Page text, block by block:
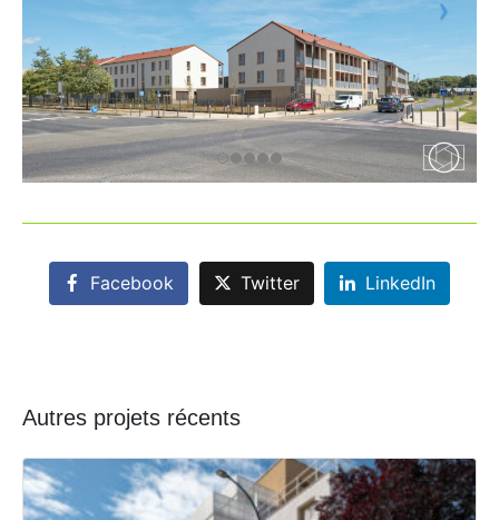
Facebook Twitter LinkedIn
Autres projets récents